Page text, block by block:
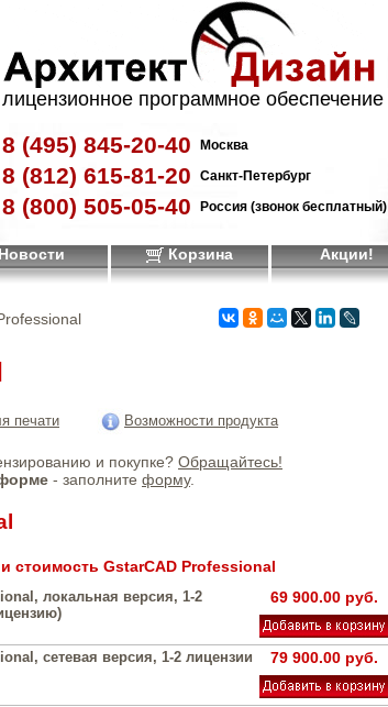
лицензионное программное обеспечение
8 (495) 845-20-40 Москва
8 (812) 615-81-20 Санкт-Петербург
8 (800) 505-05-40 Россия (звонок бесплатный)
Корзина Акции!
печати Возможности продукта
и покупке? Обращайтесь!
- заполните форму.
стоимость GstarCAD Professional
локальная версия, 1-2
69 900.00 руб.
сетевая версия, 1-2 лицензии
79 900.00 руб.